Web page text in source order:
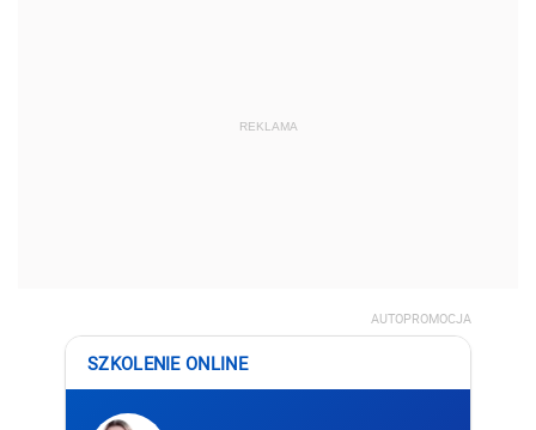
REKLAMA
AUTOPROMOCJA
SZKOLENIE ONLINE